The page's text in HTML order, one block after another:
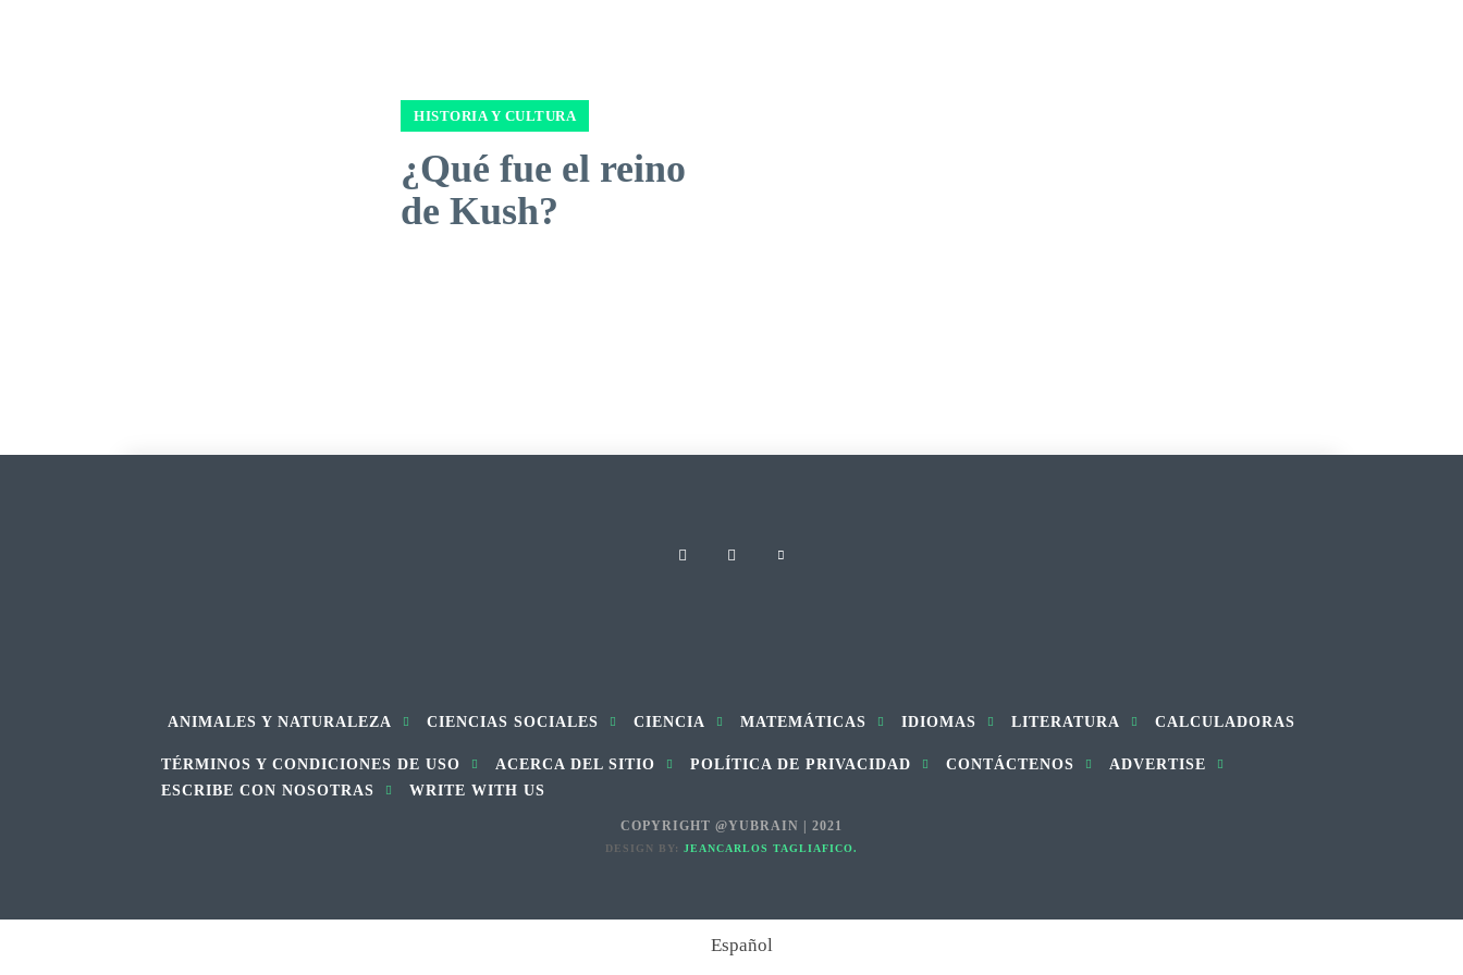
HISTORIA Y CULTURA
¿Qué fue el reino
de Kush?
ANIMALES Y NATURALEZA CIENCIAS SOCIALES CIENCIA MATEMÁTICAS IDIOMAS LITERATURA CALCULADORAS
TÉRMINOS Y CONDICIONES DE USO ACERCA DEL SITIO POLÍTICA DE PRIVACIDAD CONTÁCTENOS
ADVERTISE
ESCRIBE CON NOSOTRAS
WRITE WITH US
COPYRIGHT @YUBRAIN | 2021
DESIGN BY: JEANCARLOS TAGLIAFICO.
Español